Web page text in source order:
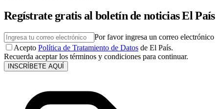
Regístrate gratis al boletín de noticias El País
Por favor ingresa un correo electrónico
Acepto Política de Tratamiento de Datos de El País.
Recuerda aceptar los términos y condiciones para continuar.
INSCRÍBETE AQUÍ